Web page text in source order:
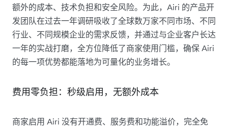
额外的成本、技术负担和安全风险。为此，Airi 的产品开
发团队在过去一年调研吸收了全球数万家不同市场、不同
行业、不同规模企业的需求反馈，并通过与企业客户长达
一年的实战打磨，全方位降低了商家使用门槛，确保 Airi
的每一项优势都能落地为可量化的业务增长。
费用零负担：秒级启用，无额外成本
商家启用 Airi 没有开通费、服务费和功能溢价，完全免